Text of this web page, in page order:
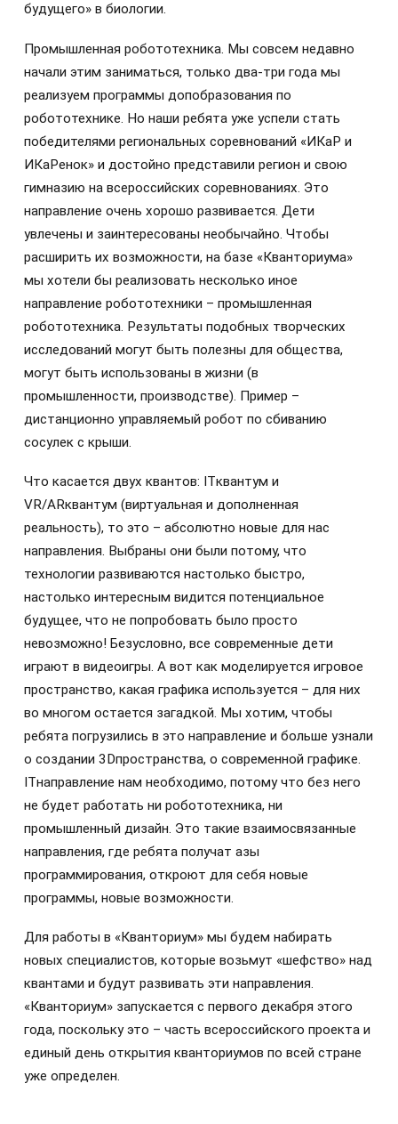
будущего» в биологии.
Промышленная робототехника. Мы совсем недавно
начали этим заниматься, только два-три года мы
реализуем программы допобразования по
робототехнике. Но наши ребята уже успели стать
победителями региональных соревнований «ИКаР и
ИКаРенок» и достойно представили регион и свою
гимназию на всероссийских соревнованиях. Это
направление очень хорошо развивается. Дети
увлечены и заинтересованы необычайно. Чтобы
расширить их возможности, на базе «Кванториума»
мы хотели бы реализовать несколько иное
направление робототехники – промышленная
робототехника. Результаты подобных творческих
исследований могут быть полезны для общества,
могут быть использованы в жизни (в
промышленности, производстве). Пример –
дистанционно управляемый робот по сбиванию
сосулек с крыши.
Что касается двух квантов: ITквантум и
VR/ARквантум (виртуальная и дополненная
реальность), то это – абсолютно новые для нас
направления. Выбраны они были потому, что
технологии развиваются настолько быстро,
настолько интересным видится потенциальное
будущее, что не попробовать было просто
невозможно! Безусловно, все современные дети
играют в видеоигры. А вот как моделируется игровое
пространство, какая графика используется – для них
во многом остается загадкой. Мы хотим, чтобы
ребята погрузились в это направление и больше узнали
о создании 3Dпространства, о современной графике.
ITнаправление нам необходимо, потому что без него
не будет работать ни робототехника, ни
промышленный дизайн. Это такие взаимосвязанные
направления, где ребята получат азы
программирования, откроют для себя новые
программы, новые возможности.
Для работы в «Кванториум» мы будем набирать
новых специалистов, которые возьмут «шефство» над
квантами и будут развивать эти направления.
«Кванториум» запускается с первого декабря этого
года, поскольку это – часть всероссийского проекта и
единый день открытия кванториумов по всей стране
уже определен.